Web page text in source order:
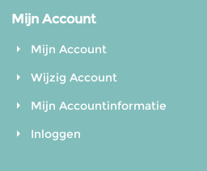
Mijn Account
Mijn Account
Wijzig Account
Mijn Accountinformatie
Inloggen